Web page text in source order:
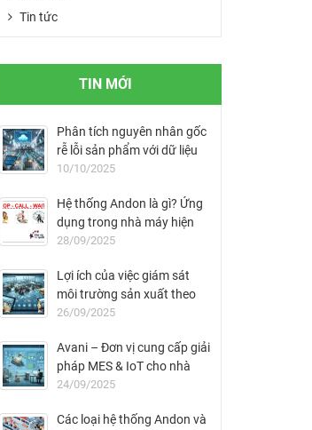
Tin tức
TIN MỚI
Phân tích nguyên nhân gốc
rễ lỗi sản phẩm với dữ liệu
MES
10/10/2025
Hệ thống Andon là gì? Ứng
dụng trong nhà máy hiện
đại
28/09/2025
Lợi ích của việc giám sát
môi trường sản xuất theo
thời gian thực
26/09/2025
Avani – Đơn vị cung cấp giải
pháp MES & IoT cho nhà
máy FDI tại Việt Nam
24/09/2025
Các loại hệ thống Andon và